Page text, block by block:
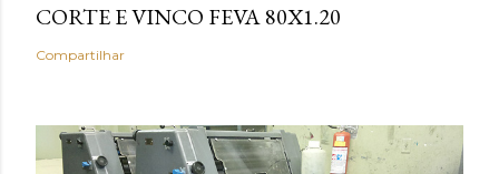
CORTE E VINCO FEVA 80X1.20
Compartilhar